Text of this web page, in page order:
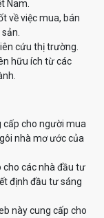
Nam.
về việc mua, bán
cứu thị trường.
hữu ích từ các
cấp cho người mua
nhà mơ ước của
cho các nhà đầu tư
định đầu tư sáng
này cung cấp cho